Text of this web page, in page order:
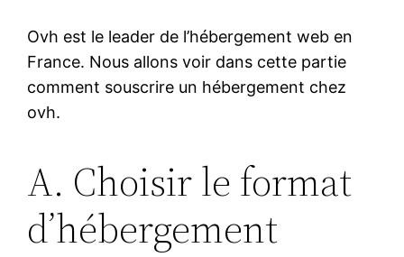
Ovh est le leader de l’hébergement web en
France. Nous allons voir dans cette partie
comment souscrire un hébergement chez
ovh.
A. Choisir le format
d’hébergement